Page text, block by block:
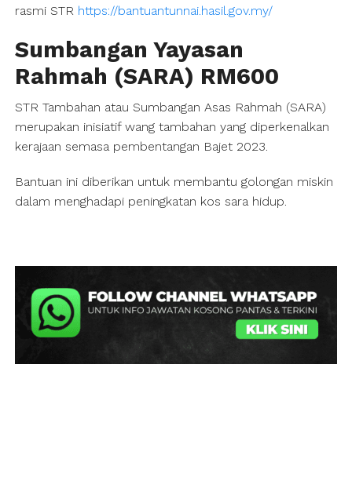
rasmi STR https://bantuantunnai.hasil.gov.my/
Sumbangan Yayasan
Rahmah (SARA) RM600
STR Tambahan atau Sumbangan Asas Rahmah (SARA)
merupakan inisiatif wang tambahan yang diperkenalkan
kerajaan semasa pembentangan Bajet 2023.
Bantuan ini diberikan untuk membantu golongan miskin
dalam menghadapi peningkatan kos sara hidup.